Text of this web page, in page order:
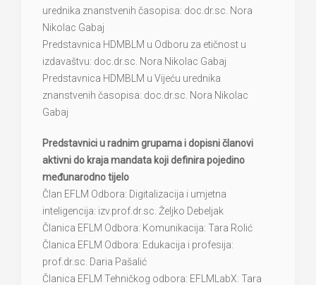
urednika znanstvenih časopisa: doc.dr.sc. Nora
Nikolac Gabaj
Predstavnica HDMBLM u Odboru za etičnost u
izdavaštvu: doc.dr.sc. Nora Nikolac Gabaj
Predstavnica HDMBLM u Vijeću urednika
znanstvenih časopisa: doc.dr.sc. Nora Nikolac
Gabaj
Predstavnici u radnim grupama i dopisni članovi
aktivni do kraja mandata koji definira pojedino
međunarodno tijelo
Član EFLM Odbora: Digitalizacija i umjetna
inteligencija: izv.prof.dr.sc. Željko Debeljak
Članica EFLM Odbora: Komunikacija: Tara Rolić
Članica EFLM Odbora: Edukacija i profesija:
prof.dr.sc. Daria Pašalić
Članica EFLM Tehničkog odbora: EFLMLabX: Tara